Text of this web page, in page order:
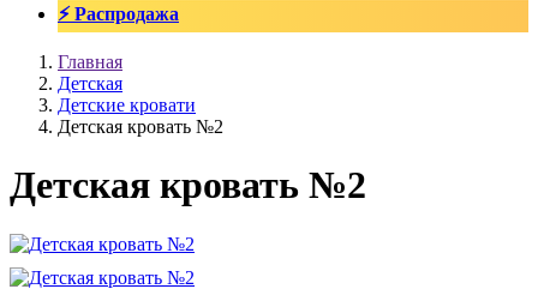
⚡ Распродажа
Главная
Детская
Детские кровати
Детская кровать №2
Детская кровать №2